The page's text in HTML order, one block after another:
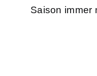
Saison immer